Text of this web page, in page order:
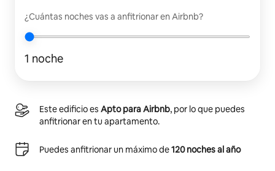
¿Cuántas noches vas a anfitrionar en Airbnb?
1 noche
Este edificio es Apto para Airbnb, por lo que puedes
anfitrionar en tu apartamento.
Puedes anfitrionar un máximo de120 noches al año